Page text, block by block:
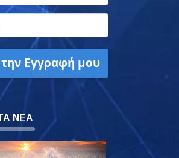
Εγγραφή μου
ΝΕΑ